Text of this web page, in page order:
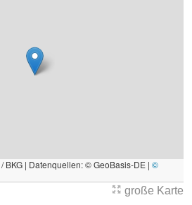
/ BKG | Datenquellen: © GeoBasis-DE | ©
große Karte